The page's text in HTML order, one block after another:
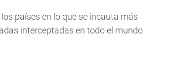
países en lo que se incauta más
interceptadas en todo el mundo